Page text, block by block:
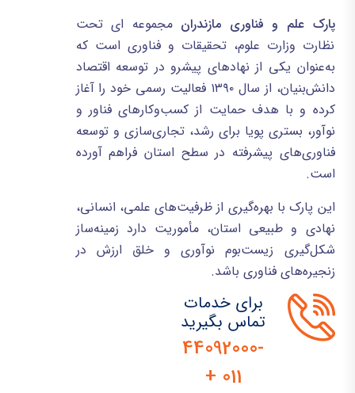
پارک علم و فناوری مازندران مجموعه ای تحت
نظارت وزارت علوم، تحقیقات و فناوری است که
به‌عنوان یکی از نهادهای پیشرو در توسعه اقتصاد
دانش‌بنیان، از سال ۱۳۹۰ فعالیت رسمی خود را آغاز
کرده و با هدف حمایت از کسب‌وکارهای فناور و
نوآور، بستری پویا برای رشد، تجاری‌سازی و توسعه
فناوری‌های پیشرفته در سطح استان فراهم آورده
است.
این پارک با بهره‌گیری از ظرفیت‌های علمی، انسانی،
نهادی و طبیعی استان، مأموریت دارد زمینه‌ساز
شکل‌گیری زیست‌بوم نوآوری و خلق ارزش در
زنجیره‌های فناوری باشد.
برای خدمات
تماس بگیرید
44092000-
011 +